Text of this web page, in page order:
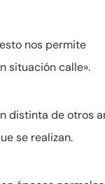
nos permite
situación calle».
distinta de otros
se realizan.